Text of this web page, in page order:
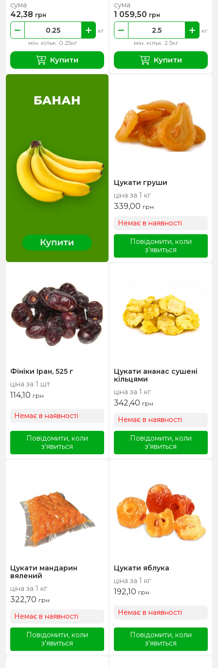
мін. кільк. 0.25кг
кг
сума
42,38 грн
Купити
мін. кільк. 2.5кг
кг
сума
1 059,50 грн
Купити
Цукати груши
ціна за 1 кг
339,00 грн
Немає в наявності
Повідомити, коли
з'явиться
Фініки Іран, 525 г
ціна за 1 шт
114,10 грн
Немає в наявності
Повідомити, коли
з'явиться
Цукати ананас сушені
кільцями
ціна за 1 кг
342,40 грн
Немає в наявності
Повідомити, коли
з'явиться
Цукати мандарин
вялений
ціна за 1 кг
322,70 грн
Немає в наявності
Повідомити, коли
з'явиться
Цукати яблука
ціна за 1 кг
192,10 грн
Немає в наявності
Повідомити, коли
з'явиться